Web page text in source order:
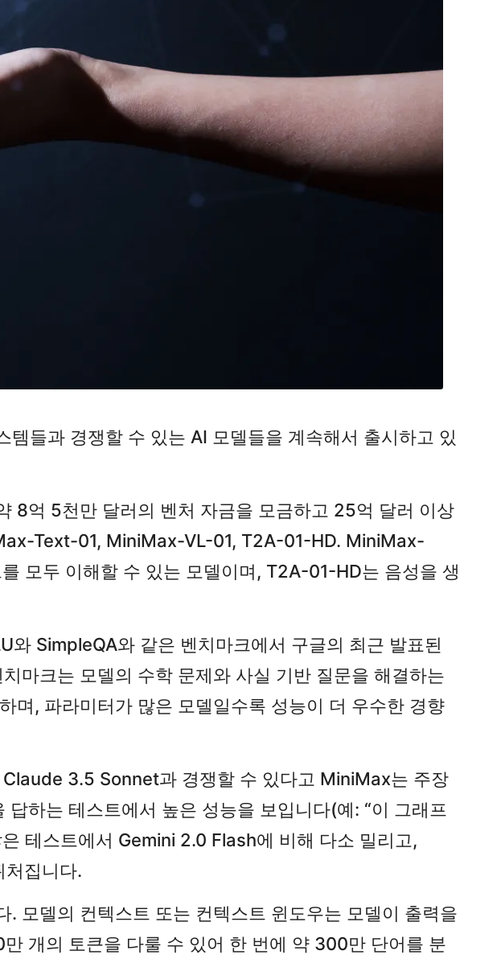
들과 경쟁할 수 있는 AI 모델들을 계속해서 출시하고 있
8억 5천만 달러의 벤처 자금을 모금하고 25억 달러 이상
Text-01, MiniMax-VL-01, T2A-01-HD. MiniMax-
모두 이해할 수 있는 모델이며, T2A-01-HD는 음성을 생
SimpleQA와 같은 벤치마크에서 구글의 최근 발표된
마크는 모델의 수학 문제와 사실 기반 질문을 해결하는
며, 파라미터가 많은 모델일수록 성능이 더 우수한 경향
3.5 Sonnet과 경쟁할 수 있다고 MiniMax는 주장
하는 테스트에서 높은 성능을 보입니다(예: “이 그래프
테스트에서 Gemini 2.0 Flash에 비해 다소 밀리고,
집니다.
모델의 컨텍스트 또는 컨텍스트 윈도우는 모델이 출력을
개의 토큰을 다룰 수 있어 한 번에 약 300만 단어를 분